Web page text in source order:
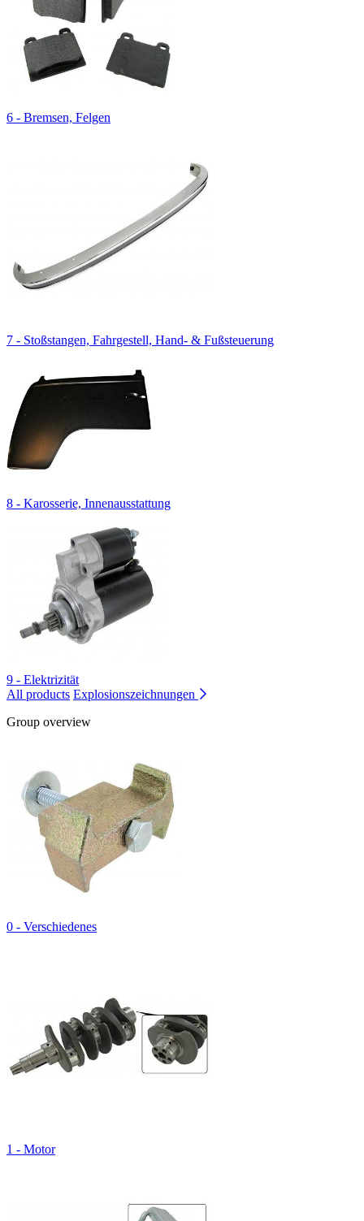
6 - Bremsen, Felgen
7 - Stoßstangen, Fahrgestell, Hand- & Fußsteuerung
8 - Karosserie, Innenausstattung
9 - Elektrizität
All products Explosionszeichnungen
Group overview
0 - Verschiedenes
1 - Motor